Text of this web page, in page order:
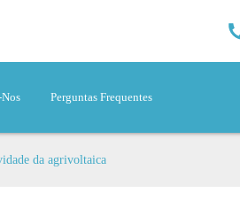
Perguntas Frequentes
da agrivoltaica